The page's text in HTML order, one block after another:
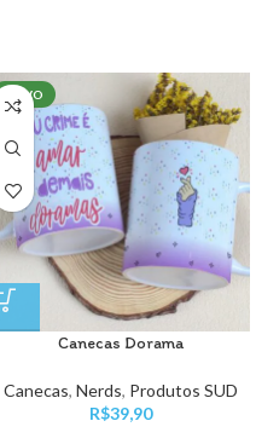
NOVO
Canecas Dorama
Canecas, Nerds, Produtos SUD
R$39,90